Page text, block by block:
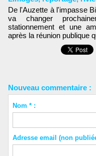
De l'Auzette à l'impasse
va changer
stationnement et une
après la réunion publique
Nouveau commentaire :
Nom * :
Adresse email (non